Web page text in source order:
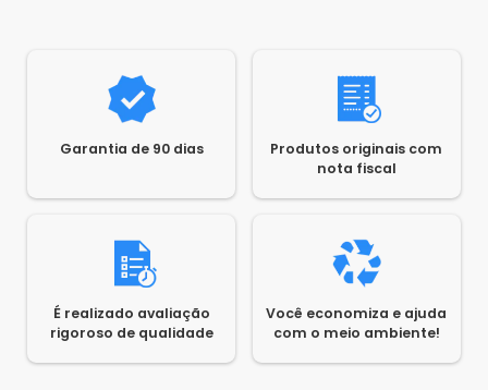
Garantia de 90 dias
Produtos originais com
nota fiscal
É realizado avaliação
rigoroso de qualidade
Você economiza e ajuda
com o meio ambiente!